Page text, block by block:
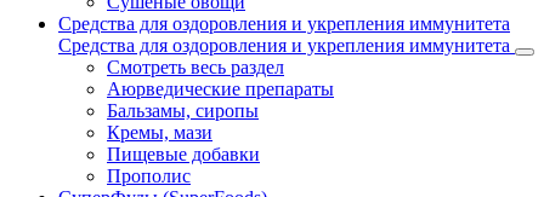
Средства для оздоровления и укрепления иммунитета
Средства для оздоровления и укрепления иммунитета
Смотреть весь раздел
Аюрведические препараты
Бальзамы, сиропы
Кремы, мази
Пищевые добавки
Прополис